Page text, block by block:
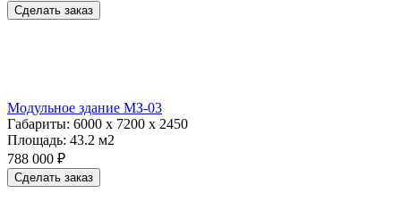
Сделать заказ
Модульное здание МЗ-03
Габариты: 6000 х 7200 х 2450
Площадь: 43.2 м2
788 000 ₽
Сделать заказ